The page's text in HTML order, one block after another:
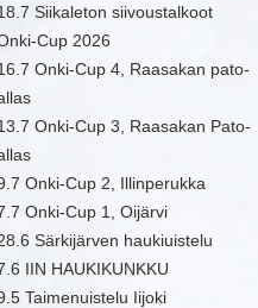
Siikaleton siivoustalkoot
Cup 2026
Onki-Cup 4, Raasakan pato-
Onki-Cup 3, Raasakan Pato-
Onki-Cup 2, Illinperukka
Onki-Cup 1, Oijärvi
Särkijärven haukiuistelu
IIN HAUKIKUNKKU
Taimenuistelu Iijoki